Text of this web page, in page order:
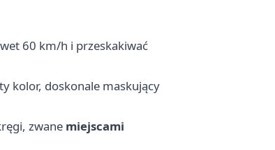
60 km/h i przeskakiwać
kolor, doskonale maskujący
zwane miejscami